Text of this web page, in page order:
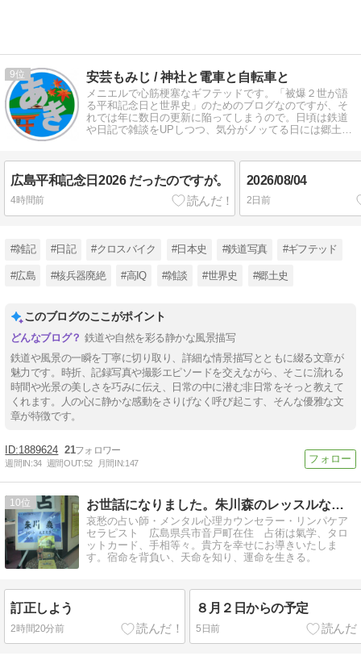
9 安芸もみじ / 神社と電車と自転車と
メニエルで心筋梗塞なギフテッドです。「被爆２世が語
る平和記念日と世界史」のためのブログなのですが、そ
れでは年に数日の更新に陥ってしまうので。日頃は鉄道
や日記で雑談をUPしつつ、気分がノッてる日には郷土史
広島平和記念日2026 だったのですが。
4時間前
2026/08/04
2日前
#雑記 #日記 #クロスバイク #日本史 #鉄道写真 #ギフテッド
#広島 #核兵器廃絶 #高IQ #雑談 #世界史 #郷土史
このブログのここがポイント
鉄道や自然を彩る静かな風景描写
鉄道や風景の一瞬を丁寧に切り取り、詳細な情景描写とともに綴る文章が
魅力です。時折、記録写真や撮影エピソードを交えながら、そこに流れる
時間や光景の美しさを巧みに伝え、日常の中に潜む非日常をそっと教えて
くれます。人の心に静かな感動をさりげなく呼び起こす、そんな優雅な文
章が特徴です。
1889624 21
週間IN:34 週間OUT:52 月間IN:147
10 お世話になりました。朱川森のレッスルなブログ
哀愁の占い師・メンタル心理カウンセラー・リンパケア
セラピスト 広島県呉市音戸町在住 占術は氣学、タロ
ットカード、手相等々。貴方を幸せにお導きいたしま
す。宿命を背負い、天命を知り、運命を生きる。
訂正しよう
2時間20分前
８月２日からの予定
5日前